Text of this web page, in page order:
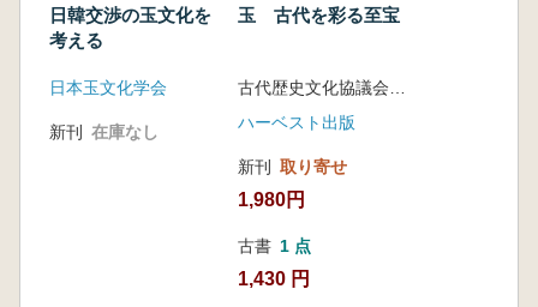
日韓交渉の玉文化を
考える
日本玉文化学会
新刊 在庫なし
玉 古代を彩る至宝
古代歴史文化協議会 編
ハーベスト出版
新刊 取り寄せ
1,980円
古書 1 点
1,430 円